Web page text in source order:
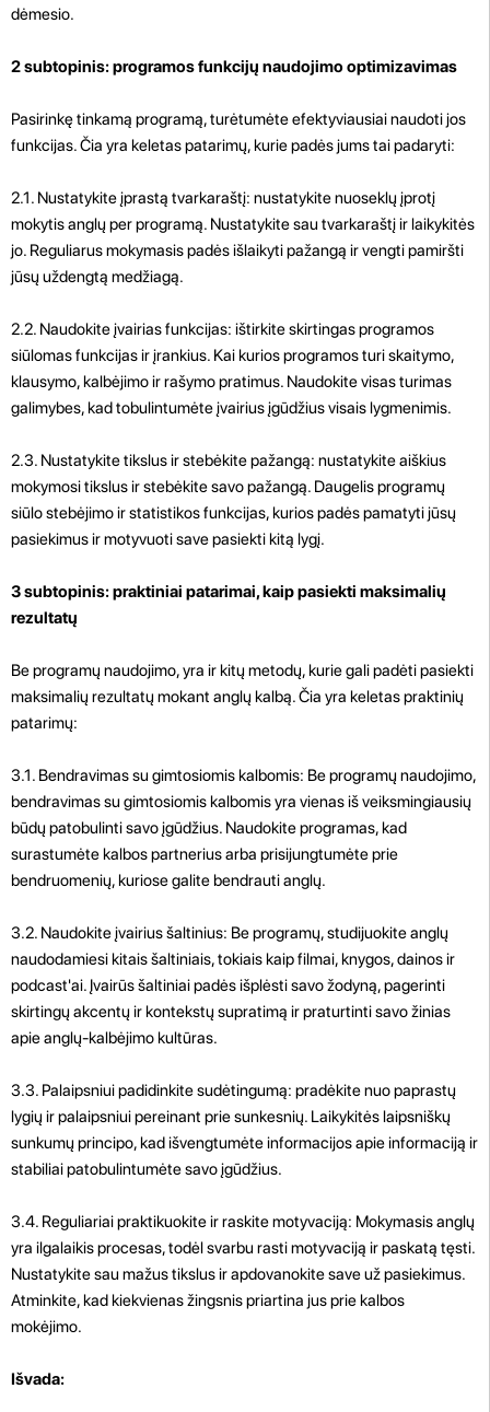
dėmesio.
2 subtopinis: programos funkcijų naudojimo optimizavimas
Pasirinkę tinkamą programą, turėtumėte efektyviausiai naudoti jos
funkcijas. Čia yra keletas patarimų, kurie padės jums tai padaryti:
2.1. Nustatykite įprastą tvarkaraštį: nustatykite nuoseklų įprotį
mokytis anglų per programą. Nustatykite sau tvarkaraštį ir laikykitės
jo. Reguliarus mokymasis padės išlaikyti pažangą ir vengti pamiršti
jūsų uždengtą medžiagą.
2.2. Naudokite įvairias funkcijas: ištirkite skirtingas programos
siūlomas funkcijas ir įrankius. Kai kurios programos turi skaitymo,
klausymo, kalbėjimo ir rašymo pratimus. Naudokite visas turimas
galimybes, kad tobulintumėte įvairius įgūdžius visais lygmenimis.
2.3. Nustatykite tikslus ir stebėkite pažangą: nustatykite aiškius
mokymosi tikslus ir stebėkite savo pažangą. Daugelis programų
siūlo stebėjimo ir statistikos funkcijas, kurios padės pamatyti jūsų
pasiekimus ir motyvuoti save pasiekti kitą lygį.
3 subtopinis: praktiniai patarimai, kaip pasiekti maksimalių
rezultatų
Be programų naudojimo, yra ir kitų metodų, kurie gali padėti pasiekti
maksimalių rezultatų mokant anglų kalbą. Čia yra keletas praktinių
patarimų:
3.1. Bendravimas su gimtosiomis kalbomis: Be programų naudojimo,
bendravimas su gimtosiomis kalbomis yra vienas iš veiksmingiausių
būdų patobulinti savo įgūdžius. Naudokite programas, kad
surastumėte kalbos partnerius arba prisijungtumėte prie
bendruomenių, kuriose galite bendrauti anglų.
3.2. Naudokite įvairius šaltinius: Be programų, studijuokite anglų
naudodamiesi kitais šaltiniais, tokiais kaip filmai, knygos, dainos ir
podcast'ai. Įvairūs šaltiniai padės išplėsti savo žodyną, pagerinti
skirtingų akcentų ir kontekstų supratimą ir praturtinti savo žinias
apie anglų-kalbėjimo kultūras.
3.3. Palaipsniui padidinkite sudėtingumą: pradėkite nuo paprastų
lygių ir palaipsniui pereinant prie sunkesnių. Laikykitės laipsniškų
sunkumų principo, kad išvengtumėte informacijos apie informaciją ir
stabiliai patobulintumėte savo įgūdžius.
3.4. Reguliariai praktikuokite ir raskite motyvaciją: Mokymasis anglų
yra ilgalaikis procesas, todėl svarbu rasti motyvaciją ir paskatą tęsti.
Nustatykite sau mažus tikslus ir apdovanokite save už pasiekimus.
Atminkite, kad kiekvienas žingsnis priartina jus prie kalbos
mokėjimo.
Išvada: